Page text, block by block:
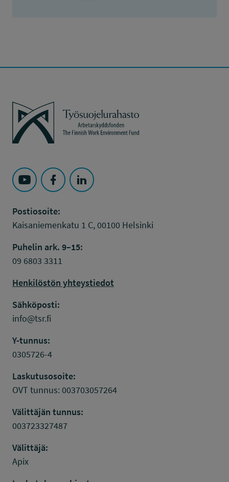
Työsuojelurahasto
Seuraa Työsuojelurahasto kohteessa: YouTube
Seuraa Työsuojelurahasto kohteessa:
Seuraa Työsuojelurahasto kohteessa:
Postiosoite:
Kaisaniemenkatu 1 C, 00100 Helsinki
Puhelin ark. 9–15:
09 6803 3311
Henkilöstön yhteystiedot
Sähköposti:
info@tsr.fi
Y-tunnus:
0305726-4
Laskutusosoite:
OVT tunnus: 003703057264
Välittäjän tunnus:
003723327487
Välittäjä:
Apix